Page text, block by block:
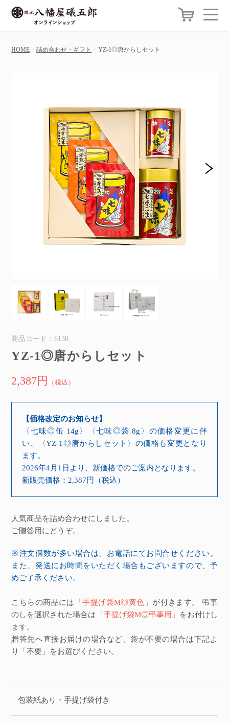
HOME 詰め合わせ・ギフト YZ-1◎唐からしセット
商品コード：6130
YZ-1◎唐からしセット
2,387円 （税込）
【価格改定のお知らせ】
〈七味◎缶 14g〉〈七味◎袋 8g〉の価格変更に伴
い、〈YZ-1◎唐からしセット〉の価格も変更となり
ます。
2026年4月1日より、新価格でのご案内となります。
新販売価格：2,387円（税込）
人気商品を詰め合わせにしました。
ご贈答用にどうぞ。
※注文個数が多い場合は、お電話にてお問合せください。
また、発送にお時間をいただく場合もございますので、予
めご了承ください。
こちらの商品には 「手提げ袋M◎黄色」 が付きます。 弔事
のしを選択された場合は 「手提げ袋M◎弔事用」
をお付けし
ます。
贈答先へ直接お届けの場合など、袋が不要の場合は下記よ
り「不要」をお選びください。
包装紙あり・手提げ袋付き